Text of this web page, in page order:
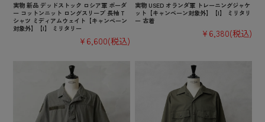
実物 新品 デッドストック ロシア軍 ボーダ
ー コットンニット ロングスリーブ 長袖 T
シャツ ミディアムウェイト【キャンペーン
対象外】【I】 ミリタリー
¥6,600(税込)
実物 USED オランダ軍 トレーニングジャケ
ット【キャンペーン対象外】【I】 ミリタリ
ー 古着
¥6,380(税込)